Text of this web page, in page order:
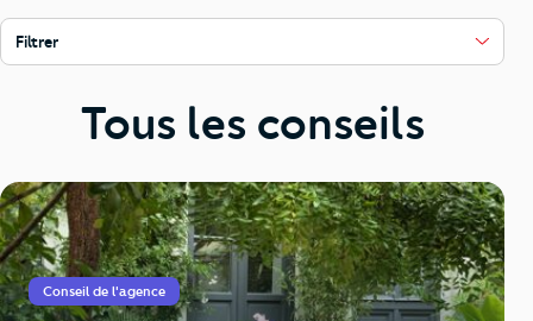
Filtrer
Tous les conseils
Conseil de l'agence